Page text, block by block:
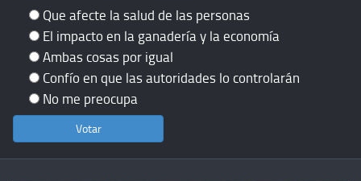
Que afecte la salud de las personas
El impacto en la ganadería y la economía
Ambas cosas por igual
Confío en que las autoridades lo controlarán
No me preocupa